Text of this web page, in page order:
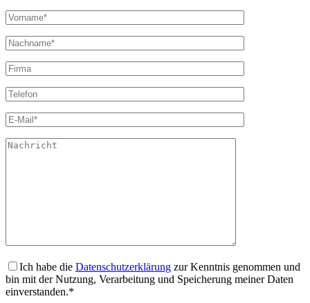
Ich habe die Datenschutzerklärung zur Kenntnis genommen und
bin mit der Nutzung, Verarbeitung und Speicherung meiner Daten
einverstanden.*